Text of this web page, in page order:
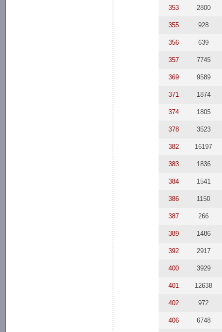
353 2800
355 928
356 639
357 7745
369 9589
371 1874
374 1805
378 3523
382 16197
383 1836
384 1541
386 1150
387 266
389 1486
392 2917
400 3929
401 12638
402 972
406 6748